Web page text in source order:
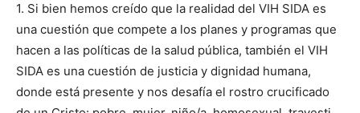
1. Si bien hemos creído que la realidad del VIH SIDA es
una cuestión que compete a los planes y programas que
hacen a las políticas de la salud pública, también el VIH
SIDA es una cuestión de justicia y dignidad humana,
donde está presente y nos desafía el rostro crucificado